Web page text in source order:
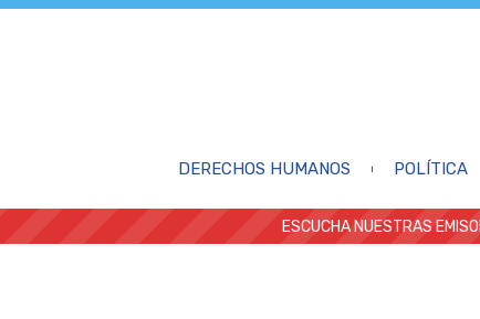
DERECHOS HUMANOS POLÍTICA
ESCUCHA NUESTRAS